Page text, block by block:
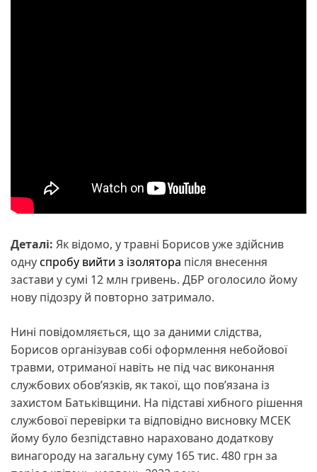
Деталі: Як відомо, у травні Борисов уже здійснив
однуспробу вийти з ізолятора після внесення
застави у сумі 12 млн гривень. ДБР оголосило йому
нову підозру й повторно затримало.
Нині повідомляється, що за даними слідства,
Борисов організував собі оформлення небойової
травми, отриманої навіть не під час виконання
службових обов’язків, як такої, що пов’язана із
захистом Батьківщини. На підставі хибного рішення
службової перевірки та відповідно висновку МСЕК
йому було безпідставно нараховано додаткову
винагороду на загальну суму 165 тис. 480 грн за